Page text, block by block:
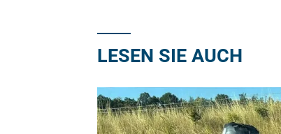
LESEN SIE AUCH